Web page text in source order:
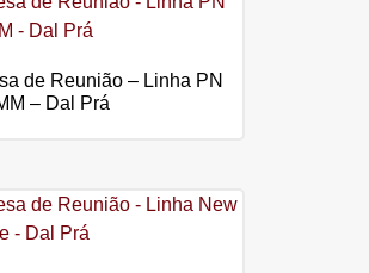
de Reunião – Linha PN
– Dal Prá